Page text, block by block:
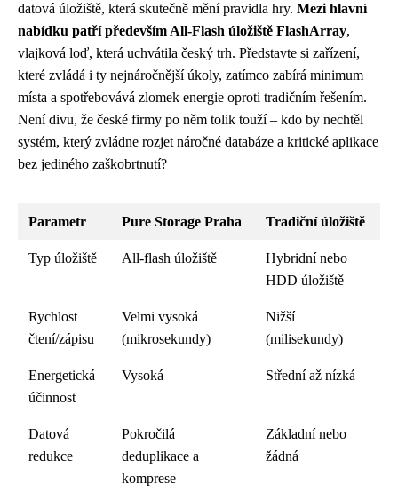
datová úložiště, která skutečně mění pravidla hry. Mezi hlavní
nabídku patří především All-Flash úložiště FlashArray,
vlajková loď, která uchvátila český trh. Představte si zařízení,
které zvládá i ty nejnáročnější úkoly, zatímco zabírá minimum
místa a spotřebovává zlomek energie oproti tradičním řešením.
Není divu, že české firmy po něm tolik touží – kdo by nechtěl
systém, který zvládne rozjet náročné databáze a kritické aplikace
bez jediného zaškobrtnutí?
Parametr Pure Storage Praha Tradiční úložiště
Typ úložiště All-flash úložiště
Hybridní nebo
HDD úložiště
Rychlost
čtení/zápisu
Velmi vysoká
(mikrosekundy)
Nižší
(milisekundy)
Energetická
účinnost
Vysoká Střední až nízká
Datová
redukce
Pokročilá
deduplikace a
komprese
Základní nebo
žádná